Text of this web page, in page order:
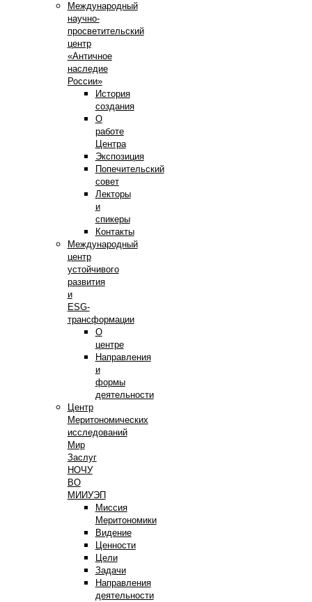
Международный
научно-
просветительский
центр
«Античное
наследие
России»
История
создания
О
работе
Центра
Экспозиция
Попечительский
совет
Лекторы
и
спикеры
Контакты
Международный
центр
устойчивого
развития
и
ESG-
трансформации
О
центре
Направления
и
формы
деятельности
Центр
Меритономических
исследований
Мир
Заслуг
НОЧУ
ВО
МИИУЭП
Миссия
Меритономики
Видение
Ценности
Цели
Задачи
Направления
деятельности